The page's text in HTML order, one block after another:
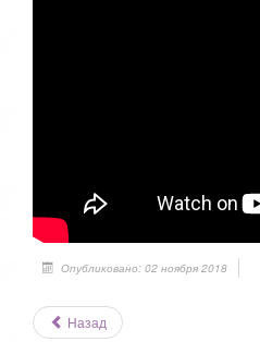
Опубликовано: 02 ноября 2018
Назад